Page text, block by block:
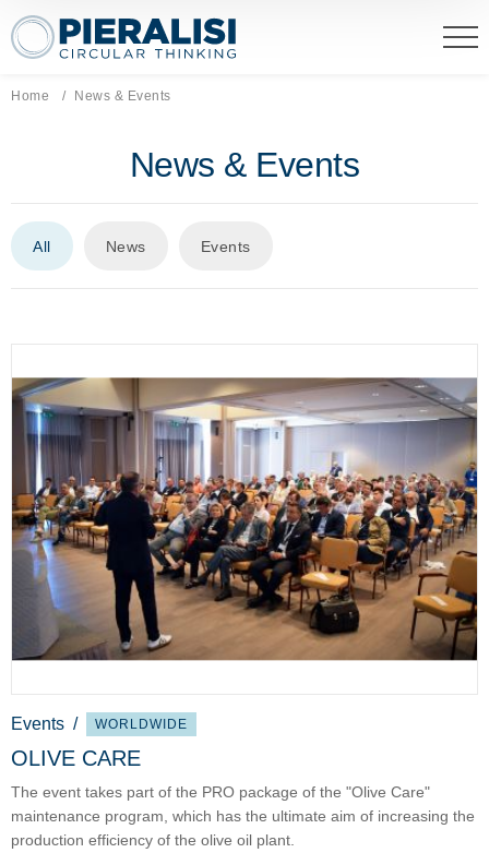
Pieralisi Maip Spa
Home Current page:
News & Events
News & Events
All News Events
Events / WORLDWIDE
OLIVE CARE
The event takes part of the PRO package of the "Olive Care"
maintenance program, which has the ultimate aim of increasing the
production efficiency of the olive oil plant.